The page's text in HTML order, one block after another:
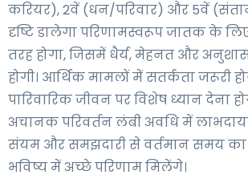
करियर), 2वें (धन/परिवार) और 5वें
दृष्टि डालेगा परिणामस्वरूप जातक के
तरह होगा, जिसमें धैर्य, मेहनत और
होगी। आर्थिक मामलों में सतर्कता जरूरी
पारिवारिक जीवन पर विशेष ध्यान देना
अचानक परिवर्तन लंबी अवधि में
संयम और समझदारी से वर्तमान समय का
भविष्य में अच्छे परिणाम मिलेंगे।